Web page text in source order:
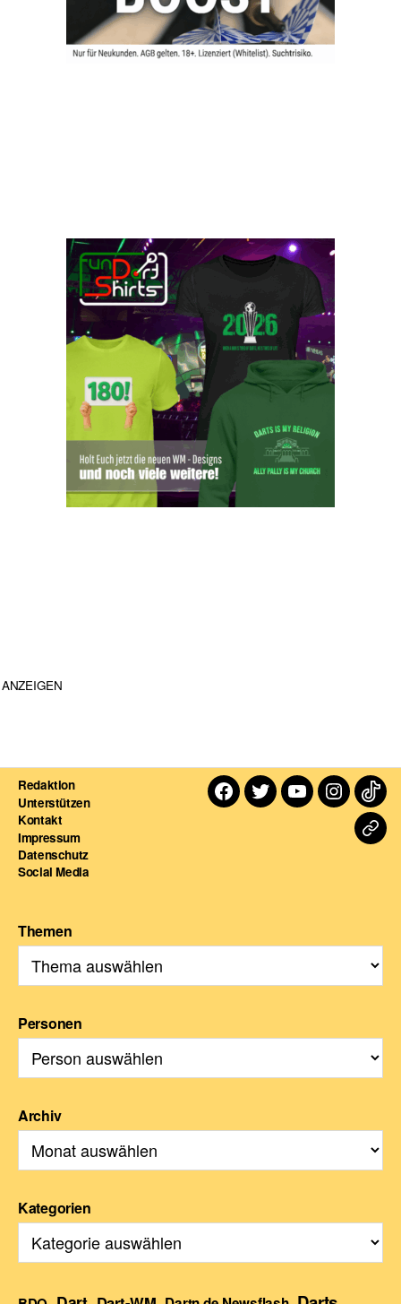
ANZEIGEN
Redaktion
Unterstützen
Kontakt
Impressum
Datenschutz
Social Media
Facebook
TwitterYoutube
Themen
Personen
Archiv
Kategorien